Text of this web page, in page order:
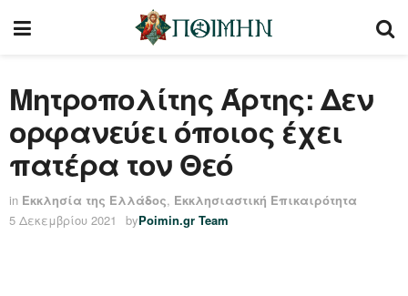
Μητροπολίτης Άρτης: Δεν
ορφανεύει όποιος έχει
πατέρα τον Θεό
in Εκκλησία της Ελλάδος, Εκκλησιαστική Επικαιρότητα
5 Δεκεμβρίου 2021
byPoimin.gr Team